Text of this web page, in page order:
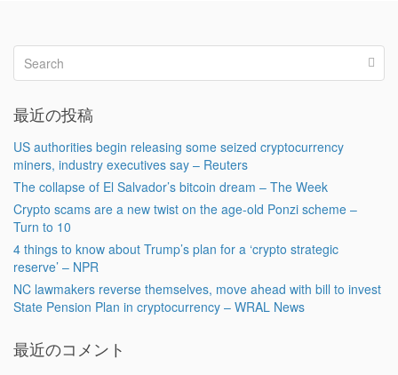
最近の投稿
US authorities begin releasing some seized cryptocurrency
miners, industry executives say – Reuters
The collapse of El Salvador’s bitcoin dream – The Week
Crypto scams are a new twist on the age-old Ponzi scheme –
Turn to 10
4 things to know about Trump’s plan for a ‘crypto strategic
reserve’ – NPR
NC lawmakers reverse themselves, move ahead with bill to invest
State Pension Plan in cryptocurrency – WRAL News
最近のコメント